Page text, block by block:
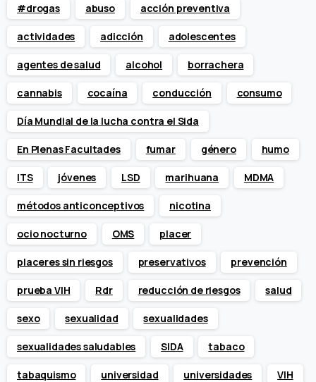
#drogas
abuso acción preventiva
actividades adicción adolescentes
agentes de salud alcohol borrachera
cannabis cocaína conducción consumo
Día Mundial de la lucha contra el Sida
En Plenas Facultades fumar género humo
ITS jóvenes LSD marihuana MDMA
métodos anticonceptivos nicotina
ocio nocturno OMS placer
placeres sin riesgos preservativos prevención
prueba VIH Rdr reducción de riesgos salud
sexo sexualidad sexualidades
sexualidades saludables SIDA tabaco
tabaquismo universidad universidades VIH